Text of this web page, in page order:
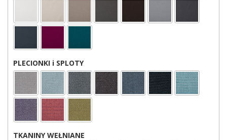
PLECIONKI i SPLOTY
TKANINY WEŁNIANE